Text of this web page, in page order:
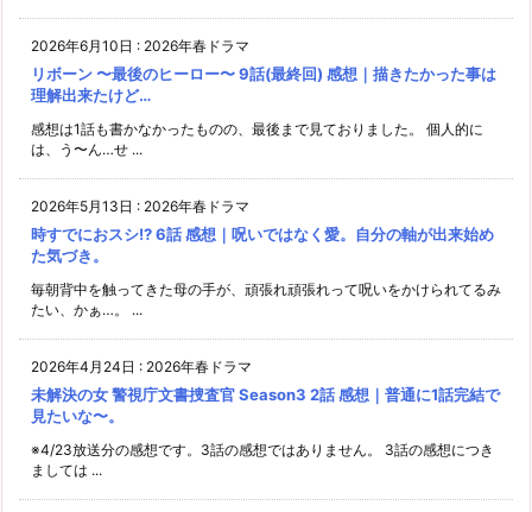
2026年6月10日 : 2026年春ドラマ
リボーン 〜最後のヒーロー〜 9話(最終回) 感想｜描きたかった事は
理解出来たけど…
感想は1話も書かなかったものの、最後まで見ておりました。 個人的に
は、う〜ん…せ ...
2026年5月13日 : 2026年春ドラマ
時すでにおスシ!? 6話 感想｜呪いではなく愛。自分の軸が出来始め
た気づき。
毎朝背中を触ってきた母の手が、頑張れ頑張れって呪いをかけられてるみ
たい、かぁ…。 ...
2026年4月24日 : 2026年春ドラマ
未解決の女 警視庁文書捜査官 Season3 2話 感想｜普通に1話完結で
見たいな〜。
※4/23放送分の感想です。3話の感想ではありません。 3話の感想につき
ましては ...